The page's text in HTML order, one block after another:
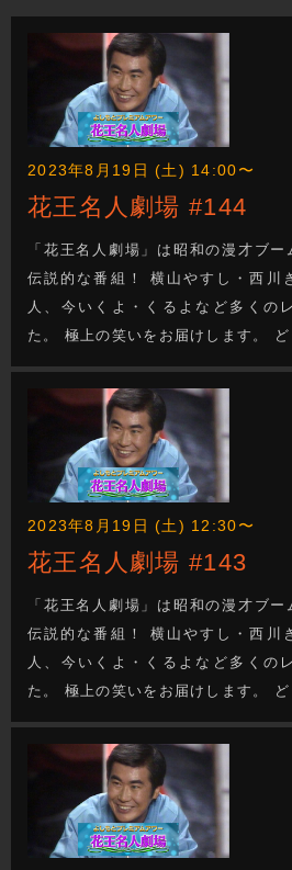
2023年8月19日 (土) 14:00〜
花王名人劇場 #144
「花王名人劇場」は昭和の漫才ブ
伝説的な番組！ 横山やすし・西川
人、今いくよ・くるよなど多くの
た。 極上の笑いをお届けします。 ど
2023年8月19日 (土) 12:30〜
花王名人劇場 #143
「花王名人劇場」は昭和の漫才ブ
伝説的な番組！ 横山やすし・西川
人、今いくよ・くるよなど多くの
た。 極上の笑いをお届けします。 ど